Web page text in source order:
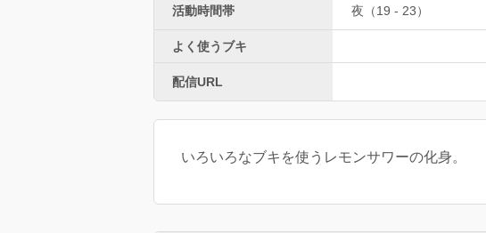
活動時間帯 夜（19 - 23）
よく使うブキ
配信URL
いろいろなブキを使うレモンサワーの化身。